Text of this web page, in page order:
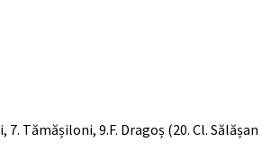
7. Tămășiloni, 9.F. Dragoș (20. Cl.